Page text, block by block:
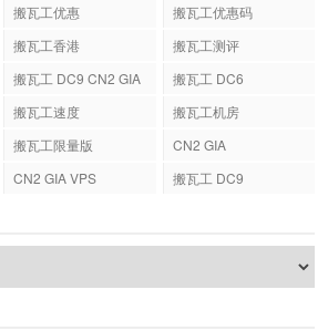
搬瓦工优惠
搬瓦工优惠码
搬瓦工香港
搬瓦工测评
搬瓦工 DC9 CN2 GIA
搬瓦工 DC6
搬瓦工速度
搬瓦工机房
搬瓦工限量版
CN2 GIA
CN2 GIA VPS 搬瓦工 DC9